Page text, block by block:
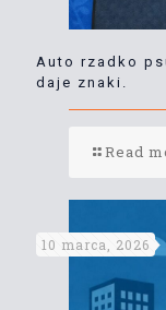
Auto rzadko
daje znaki.
Read
10 marca, 2026